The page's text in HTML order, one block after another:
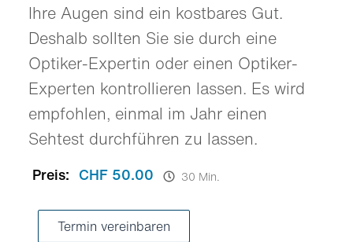
Ihre Augen sind ein kostbares Gut.
Deshalb sollten Sie sie durch eine
Optiker-Expertin oder einen Optiker-
Experten kontrollieren lassen. Es wird
empfohlen, einmal im Jahr einen
Sehtest durchführen zu lassen.
Preis: CHF 50.00 30 Min.
Termin vereinbaren